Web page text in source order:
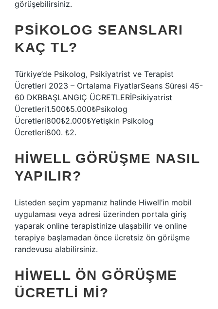
görüşebilirsiniz.
PSIKOLOG SEANSLARI
KAÇ TL?
Türkiye’de Psikolog, Psikiyatrist ve Terapist
Ücretleri 2023 – Ortalama FiyatlarSeans Süresi 45-
60 DKBBAŞLANGIÇ ÜCRETLERİPsikiyatrist
Ücretleri1.500₺5.000₺Psikolog
Ücretleri800₺2.000₺Yetişkin Psikolog
Ücretleri800. ₺2.
HIWELL GÖRÜŞME NASIL
YAPILIR?
Listeden seçim yapmanız halinde Hiwell’in mobil
uygulaması veya adresi üzerinden portala giriş
yaparak online terapistinize ulaşabilir ve online
terapiye başlamadan önce ücretsiz ön görüşme
randevusu alabilirsiniz.
HIWELL ÖN GÖRÜŞME
ÜCRETLI MI?